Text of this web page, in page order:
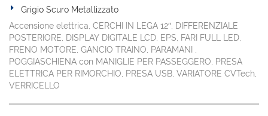
Grigio Scuro Metallizzato
Accensione elettrica, CERCHI IN LEGA 12″, DIFFERENZIALE
POSTERIORE, DISPLAY DIGITALE LCD, EPS, FARI FULL LED,
FRENO MOTORE, GANCIO TRAINO, PARAMANI ,
POGGIASCHIENA con MANIGLIE PER PASSEGGERO, PRESA
ELETTRICA PER RIMORCHIO, PRESA USB, VARIATORE CVTech,
VERRICELLO